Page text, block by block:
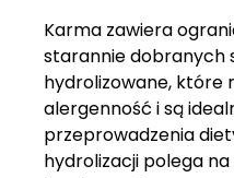
Karma zawiera
starannie dobranych
hydrolizowane, które
alergenność i są
przeprowadzenia
hydrolizacji polega na